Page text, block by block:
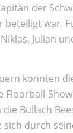
der
beteiligt war.
Julian
konnten
Floorball-
Bullach
sich durch